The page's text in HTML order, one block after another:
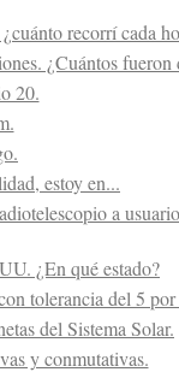
recorrí cada
¿Cuántos fueron
20.
estoy en...
a
¿En qué estado?
tolerancia del 5
del Sistema Solar.
y conmutativas.